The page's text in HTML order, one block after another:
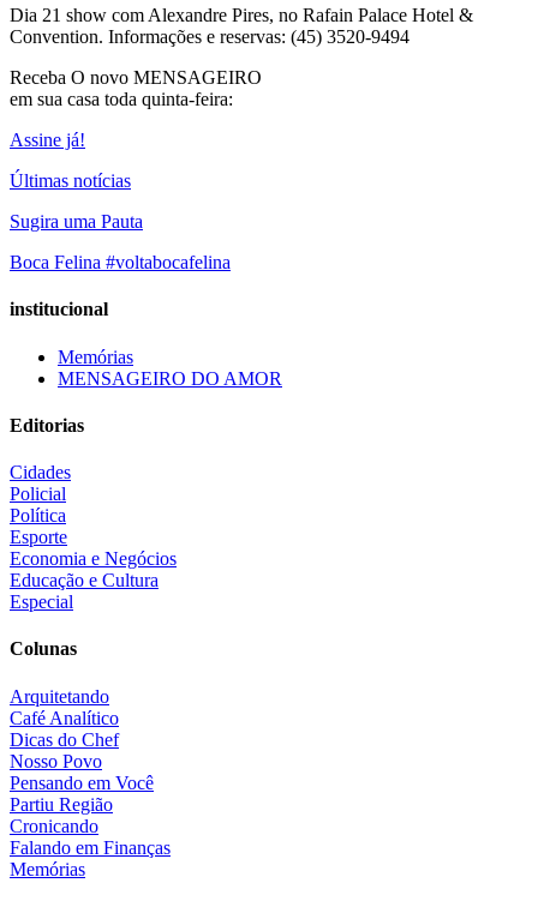
Dia 21 show com Alexandre Pires, no Rafain Palace Hotel &
Convention. Informações e reservas: (45) 3520-9494
Receba O novo MENSAGEIRO
em sua casa toda quinta-feira:
Assine já!
Últimas notícias
Sugira uma Pauta
Boca Felina #voltabocafelina
institucional
Memórias
MENSAGEIRO DO AMOR
Editorias
Cidades
Policial
Política
Esporte
Economia e Negócios
Educação e Cultura
Especial
Colunas
Arquitetando
Café Analítico
Dicas do Chef
Nosso Povo
Pensando em Você
Partiu Região
Cronicando
Falando em Finanças
Memórias